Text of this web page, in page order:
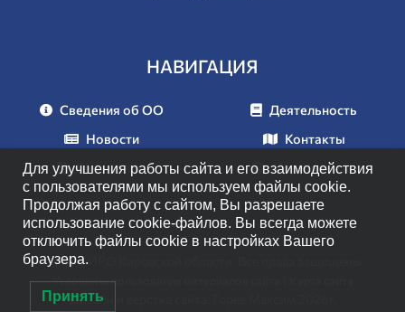
НАВИГАЦИЯ
Сведения об ОО
Новости
Документы
Деятельность
Контакты
Мероприятия
© 2026 ИРО Кировской области. Все права защищены.
Условия использования материалов сайта
Дизайн и верстка сайта: Горев Максим 2026г.
Для улучшения работы сайта и его взаимодействия
с пользователями мы используем файлы cookie.
Продолжая работу с сайтом, Вы разрешаете
использование cookie-файлов. Вы всегда можете
отключить файлы cookie в настройках Вашего
браузера.
Принять